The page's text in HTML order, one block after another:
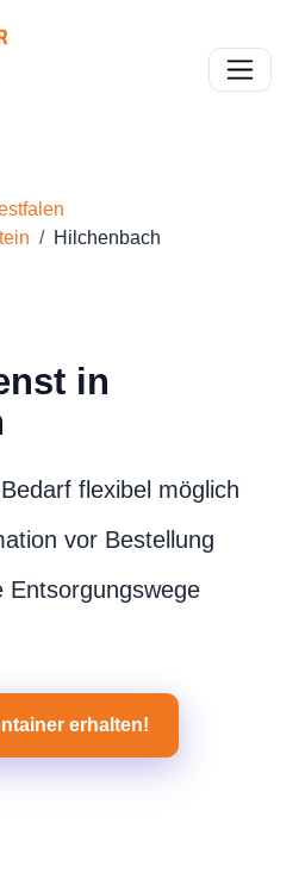
Toggle
Hilchenbach
in
flexibel möglich
vor Bestellung
Entsorgungswege
erhalten!